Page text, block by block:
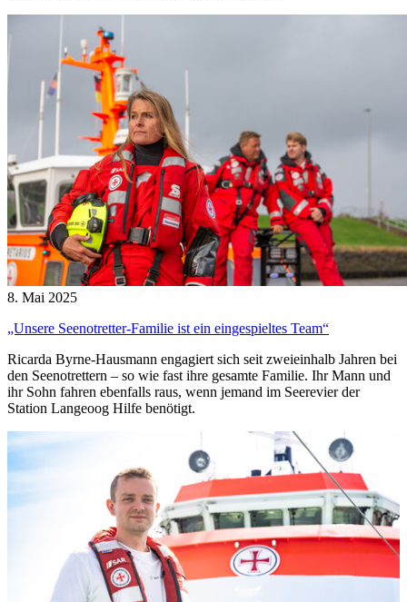
8. Mai 2025
„Unsere Seenotretter-Familie ist ein eingespieltes Team“
Ricarda Byrne-Hausmann engagiert sich seit zweieinhalb Jahren bei
den Seenotrettern – so wie fast ihre gesamte Familie. Ihr Mann und
ihr Sohn fahren ebenfalls raus, wenn jemand im Seerevier der
Station Langeoog Hilfe benötigt.